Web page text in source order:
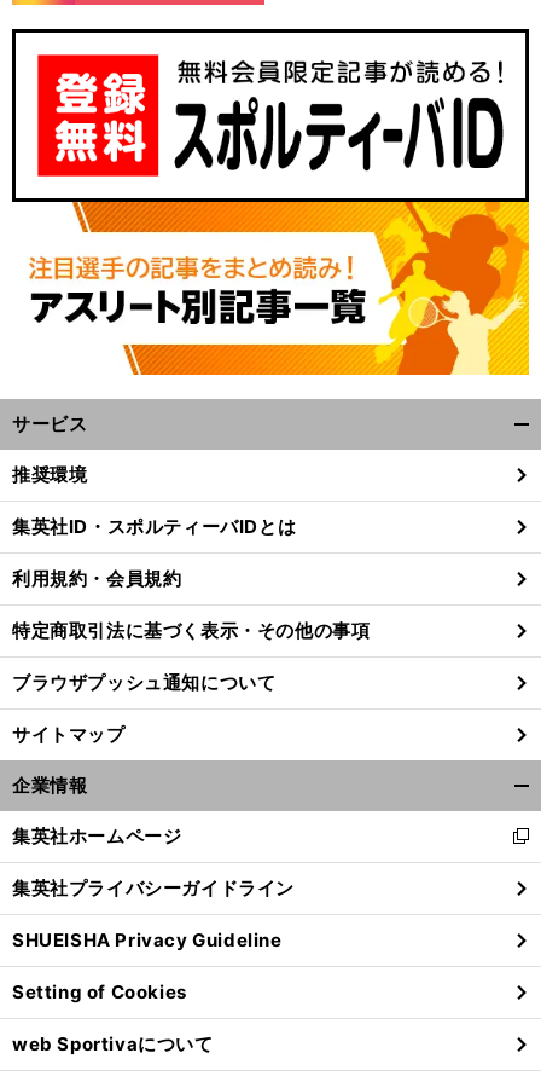
。
２
」
へ
サービス
閉
る
推奨環境
集英社ID・スポルティーバIDとは
利用規約・会員規約
特定商取引法に基づく表示・その他の事項
ブラウザプッシュ通知について
サイトマップ
企業情報
閉
る
集英社ホームページ
新
し
い
ウ
ィ
ン
ド
ウ
で
開
集英社プライバシーガイドライン
SHUEISHA Privacy Guideline
Setting of Cookies
web Sportivaについて